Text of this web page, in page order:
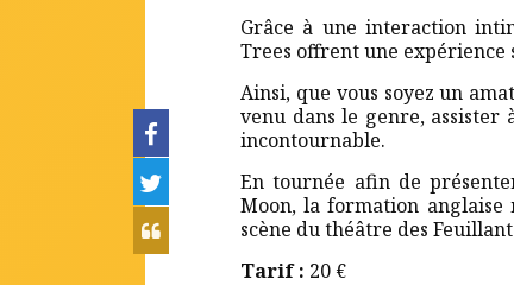
Grâce à une interaction
Trees offrent une
Ainsi, que vous soyez un
venu dans le genre, assister
incontournable.
En tournée afin de
Moon, la formation anglaise
scène du théâtre des
Tarif : 20 €